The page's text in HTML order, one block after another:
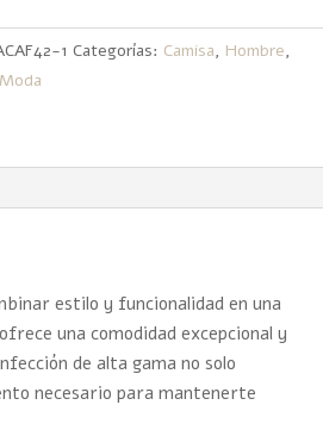
1 Categorías: Camisa, Hombre,
Moda
estilo y funcionalidad en una
una comodidad excepcional y
de alta gama no solo
necesario para mantenerte